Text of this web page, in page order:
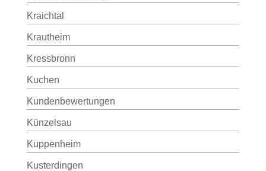
Kraichtal
Krautheim
Kressbronn
Kuchen
Kundenbewertungen
Künzelsau
Kuppenheim
Kusterdingen